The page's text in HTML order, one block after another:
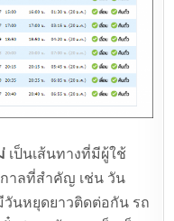
เป็นเส้นทางที่มีผู้ใช้
าลที่สำคัญ เช่น วัน
นหยุดยาวติดต่อกัน รถ